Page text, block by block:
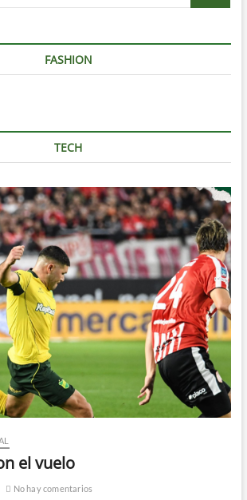
FASHION
TECH
el vuelo
No hay comentarios